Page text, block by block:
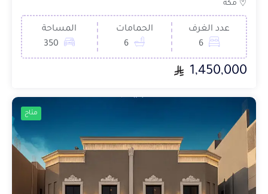
مكة
عدد الغرف
6
الحمامات
6
المساحة
350
1,450,000
متاح